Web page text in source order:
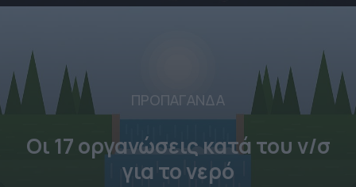
ΠΡΟΠΑΓΑΝΔΑ
Οι 17 οργανώσεις κατά του ν/σ
για το νερό